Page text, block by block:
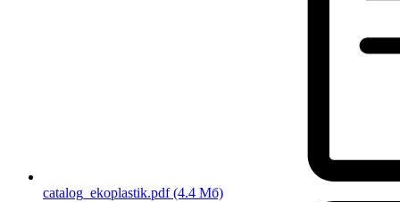
catalog_ekoplastik.pdf(4.4 Мб)